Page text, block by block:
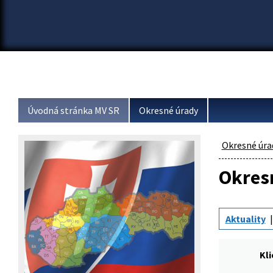
Úvodná stránka MV SR Okresné úrady
Okresné
Aktuality